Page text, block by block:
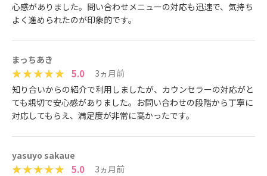
心感がありました。問い合わせメニューの対応も迅速で、気持ち
よく進められたのが印象的です。
まっちあき
5.0
3ヵ月前
​‌‌​​‌​​‍​‌‌​​‌‌​‍​​‌‌​​‌​‍​​‌‌​‌‌​‍​‌‌​​‌‌​‍​​‌‌‌​​​‍​​‌‌​​‌‌‍​​‌‌‌​​‌‍​​‌‌‌​​​‍​‌‌​​‌​​知り合いからの紹介で利用しましたが、カウンセラーの対応がと
ても親切で安心感がありました。お問い合わせの段階から丁寧に
対応してもらえ、満足度が非常に高かったです。
yasuyo sakaue
5.0
3ヵ月前